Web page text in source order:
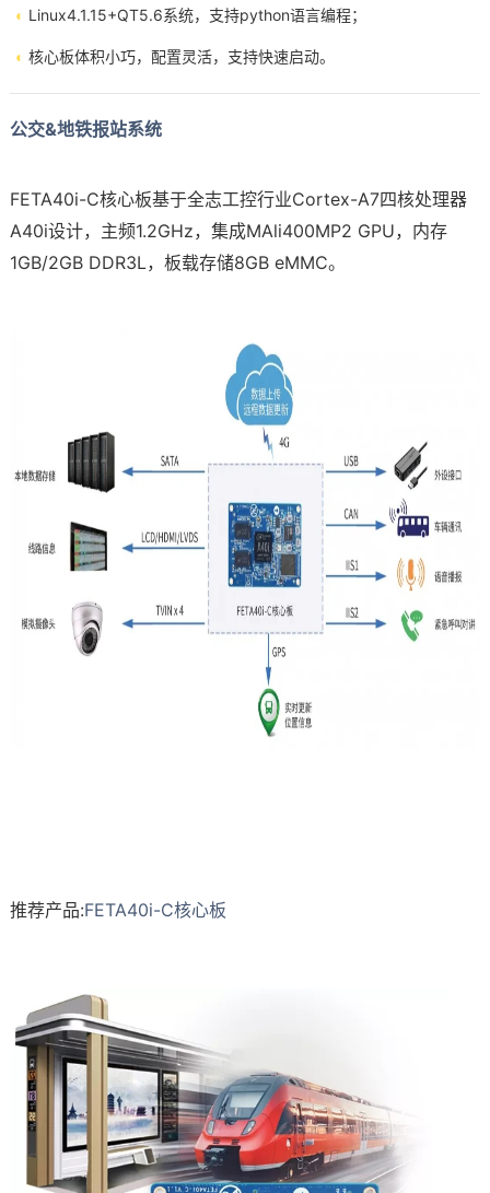
◐ Linux4.1.15+QT5.6系统，支持python语言编程；
◐ 核心板体积小巧，配置灵活，支持快速启动。
公交&地铁报站系统
FETA40i-C核心板基于全志工控行业Cortex-A7四核处理器
A40i设计，主频1.2GHz，集成MAli400MP2 GPU，内存
1GB/2GB DDR3L，板载存储8GB eMMC。
推荐产品:FETA40i-C核心板